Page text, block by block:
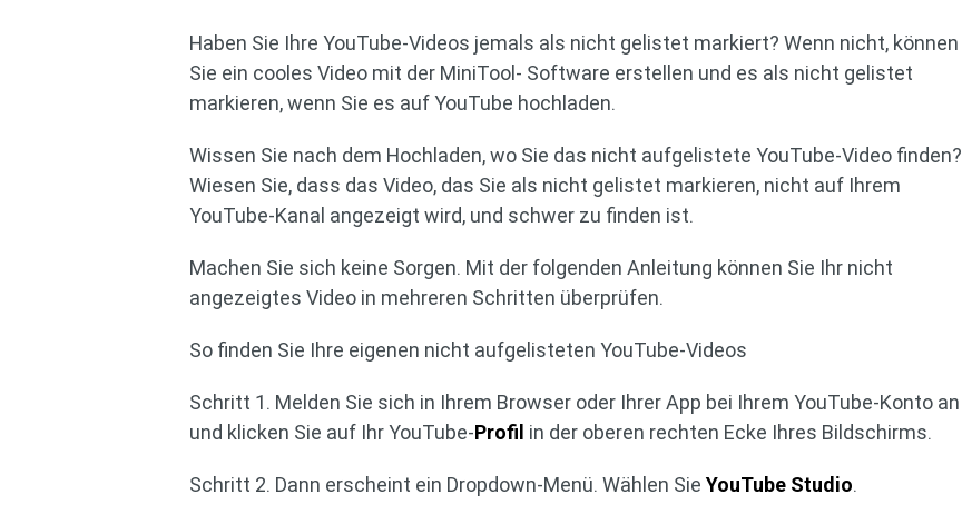
Haben Sie Ihre YouTube-Videos jemals als nicht gelistet markiert? Wenn nicht, können
Sie ein cooles Video mit der MiniTool- Software erstellen und es als nicht gelistet
markieren, wenn Sie es auf YouTube hochladen.
Wissen Sie nach dem Hochladen, wo Sie das nicht aufgelistete YouTube-Video finden?
Wiesen Sie, dass das Video, das Sie als nicht gelistet markieren, nicht auf Ihrem
YouTube-Kanal angezeigt wird, und schwer zu finden ist.
Machen Sie sich keine Sorgen. Mit der folgenden Anleitung können Sie Ihr nicht
angezeigtes Video in mehreren Schritten überprüfen.
So finden Sie Ihre eigenen nicht aufgelisteten YouTube-Videos
Schritt 1. Melden Sie sich in Ihrem Browser oder Ihrer App bei Ihrem YouTube-Konto an
und klicken Sie auf Ihr YouTube-Profil in der oberen rechten Ecke Ihres Bildschirms.
Schritt 2. Dann erscheint ein Dropdown-Menü. Wählen SieYouTube Studio.